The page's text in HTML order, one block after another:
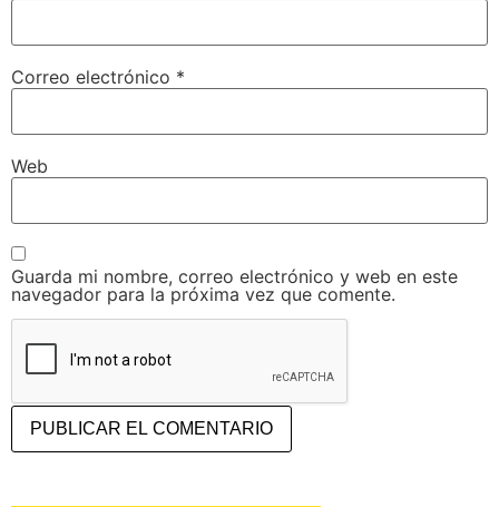
Correo electrónico *
Web
Guarda mi nombre, correo electrónico y web en este
navegador para la próxima vez que comente.